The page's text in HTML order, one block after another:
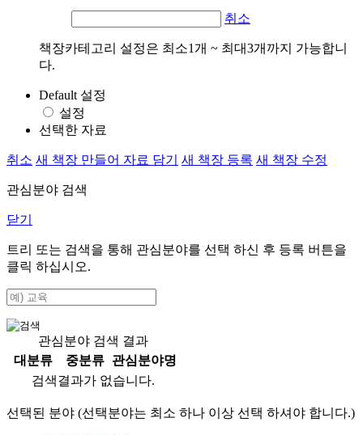
취소
책장카테고리 설정은 최소1개 ~ 최대3개까지 가능합니
다.
Default 설정
설정
선택한 자료
취소 새 책장 만들어 자료 담기 새 책장 등록 새 책장 수정
관심분야 검색
닫기
트리 또는 검색을 통해 관심분야를 선택 하신 후 등록 버튼을
클릭 하십시오.
관심분야 검색 결과
대분류
중분류
관심분야명
검색결과가 없습니다.
선택된 분야 (선택분야는 최소 하나 이상 선택 하셔야 합니다.)